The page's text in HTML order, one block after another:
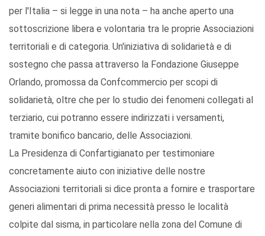
per l'Italia – si legge in una nota – ha anche aperto una
sottoscrizione libera e volontaria tra le proprie Associazioni
territoriali e di categoria. Un'iniziativa di solidarietà e di
sostegno che passa attraverso la Fondazione Giuseppe
Orlando, promossa da Confcommercio per scopi di
solidarietà, oltre che per lo studio dei fenomeni collegati al
terziario, cui potranno essere indirizzati i versamenti,
tramite bonifico bancario, delle Associazioni.
La Presidenza di Confartigianato per testimoniare
concretamente aiuto con iniziative delle nostre
Associazioni territoriali si dice pronta a fornire e trasportare
generi alimentari di prima necessità presso le località
colpite dal sisma, in particolare nella zona del Comune di